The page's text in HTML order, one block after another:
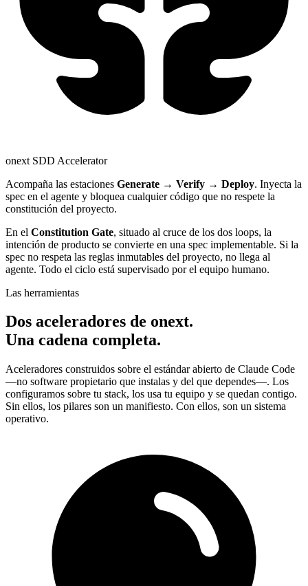
onext SDD Accelerator
Acompaña las estaciones Generate → Verify → Deploy. Inyecta la
spec en el agente y bloquea cualquier código que no respete la
constitución del proyecto.
En el Constitution Gate, situado al cruce de los dos loops, la
intención de producto se convierte en una spec implementable. Si la
spec no respeta las reglas inmutables del proyecto, no llega al
agente. Todo el ciclo está supervisado por el equipo humano.
Las herramientas
Dos aceleradores de onext.
Una cadena completa.
Aceleradores construidos sobre el estándar abierto de Claude Code
—no software propietario que instalas y del que dependes—. Los
configuramos sobre tu stack, los usa tu equipo y se quedan contigo.
Sin ellos, los pilares son un manifiesto. Con ellos, son un sistema
operativo.